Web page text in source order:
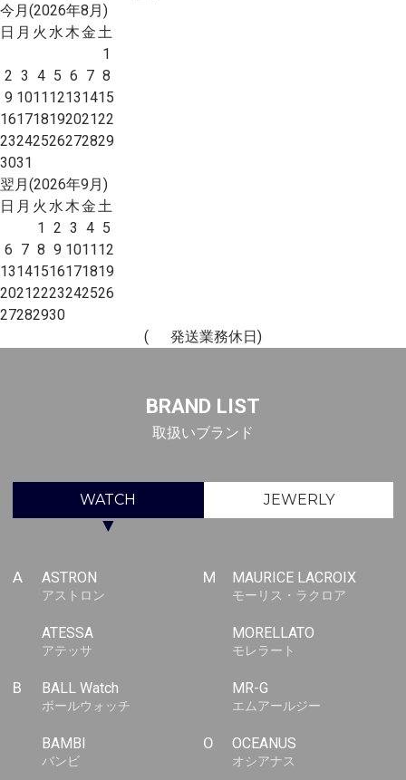
今月(2026年8月)
日 月 火 水木金土
1
2 3 4 5 6 7 8
9 101112131415
16171819202122
23242526272829
3031
翌月(2026年9月)
日 月 火 水木金土
1 2 3 4 5
6 7 8 9 101112
13141516171819
20212223242526
27282930
(
発送業務休日)
BRAND LIST
取扱いブランド
WATCH JEWERLY
▼
A ASTRON
アストロン
ATESSA
アテッサ
B BALL Watch
ボールウォッチ
BAMBI
バンビ
M MAURICE LACROIX
モーリス・ラクロア
MORELLATO
モレラート
MR-G
エムアールジー
O OCEANUS
オシアナス